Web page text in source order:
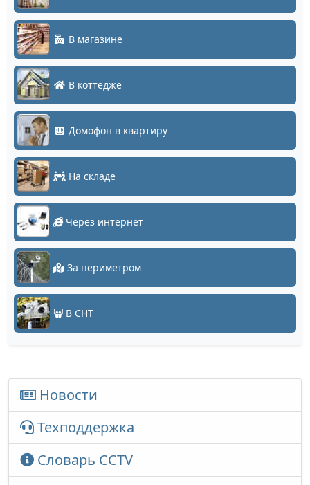
В магазине
В коттедже
Домофон в квартиру
На складе
Через интернет
За периметром
В СНТ
Новости
Техподдержка
Словарь CCTV